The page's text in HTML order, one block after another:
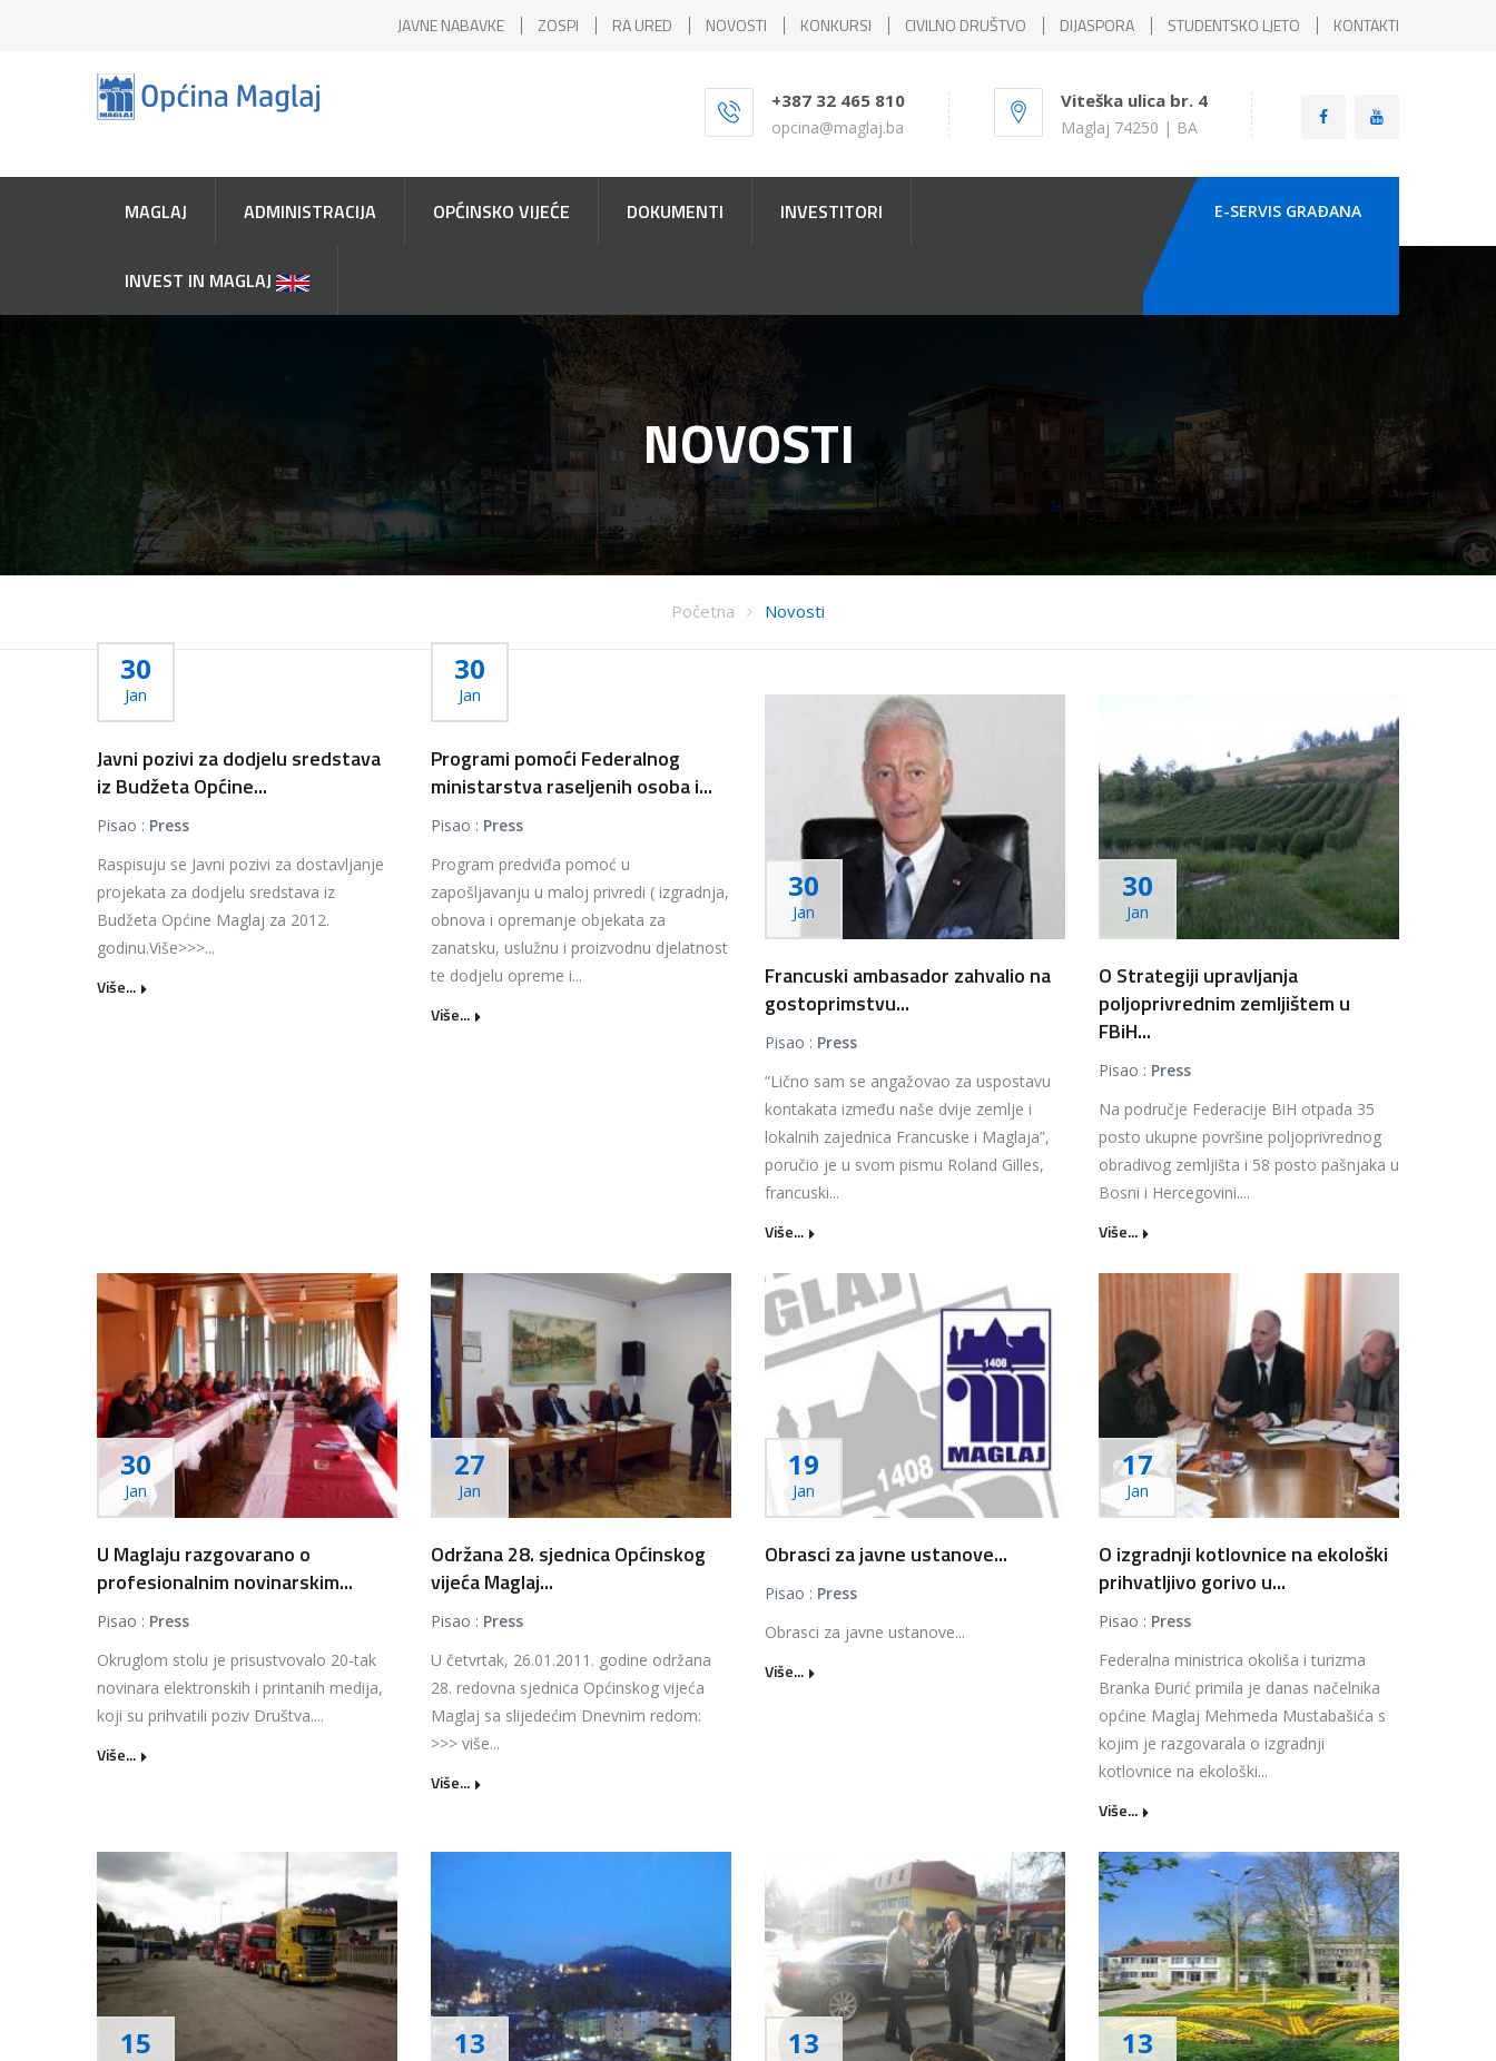
JAVNE NABAVKE ZOSPI RA URED NOVOSTI KONKURSI CIVILNO DRUŠTVO DIJASPORA STUDENTSKO LJETO KONTAKTI
+387 32 465 810
opcina@maglaj.ba
Viteška ulica br. 4
Maglaj 74250 | BA
MAGLAJ ADMINISTRACIJA OPĆINSKO VIJEĆE DOKUMENTI INVESTITORI
INVEST IN MAGLAJ
E-SERVIS GRAÐANA
NOVOSTI
Početna Novosti
30
Jan
Javni pozivi za dodjelu sredstava
iz Budžeta Općine...
Pisao : Press
Raspisuju se Javni pozivi za dostavljanje
projekata za dodjelu sredstava iz
Budžeta Općine Maglaj za 2012.
godinu.Više>>>...
Više...
30
Jan
Programi pomoći Federalnog
ministarstva raseljenih osoba i...
Pisao : Press
Program predviđa pomoć u
zapošljavanju u maloj privredi ( izgradnja,
obnova i opremanje objekata za
zanatsku, uslužnu i proizvodnu djelatnost
te dodjelu opreme i...
Više...
30
Jan
Francuski ambasador zahvalio na
gostoprimstvu...
Pisao : Press
“Lično sam se angažovao za uspostavu
kontakata između naše dvije zemlje i
lokalnih zajednica Francuske i Maglaja”,
poručio je u svom pismu Roland Gilles,
francuski...
Više...
30
Jan
O Strategiji upravljanja
poljoprivrednim zemljištem u
FBiH...
Pisao : Press
Na područje Federacije BiH otpada 35
posto ukupne površine poljoprivrednog
obradivog zemljišta i 58 posto pašnjaka u
Bosni i Hercegovini....
Više...
30
Jan
U Maglaju razgovarano o
profesionalnim novinarskim...
Pisao : Press
Okruglom stolu je prisustvovalo 20-tak
novinara elektronskih i printanih medija,
koji su prihvatili poziv Društva....
Više...
27
Jan
Održana 28. sjednica Općinskog
vijeća Maglaj...
Pisao : Press
U četvrtak, 26.01.2011. godine održana
28. redovna sjednica Općinskog vijeća
Maglaj sa slijedećim Dnevnim redom:
>>> više...
Više...
19
Jan
Obrasci za javne ustanove...
Pisao : Press
Obrasci za javne ustanove...
Više...
17
Jan
O izgradnji kotlovnice na ekološki
prihvatljivo gorivo u...
Pisao : Press
Federalna ministrica okoliša i turizma
Branka Đurić primila je danas načelnika
općine Maglaj Mehmeda Mustabašića s
kojim je razgovarala o izgradnji
kotlovnice na ekološki...
Više...
15 13 13 13